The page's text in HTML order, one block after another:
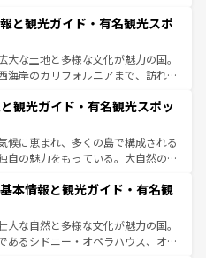
しい。
町や、スイスならではのユニークな
ス観光だけでなく町歩きも満喫する
所得が高いため物価も高いが、旅行
のサービスもあり、うまく活用すれ
テンツ一覧を参照してほしい。
と観光ガイド・有名観光スポ
大な土地と多様な文化が魅力の国。
海岸のカリフォルニアまで、訪れる
観光、ショッピング、エンターテイ
激的なスポットだ。一方、アメリカ
り、グランドキャニオンやイエロー
った絶景が堪能できる。さらに、南
アメリカの各地域で異なる魅力を楽
性と豊かな歴史を感じることができ
ドトリップや列車の旅も、アメリカ
なお、新着のアメリカ
を参照してほしい。
観光ガイド・有名観光スポッ
候に恵まれ、多くの島で構成される
自の魅力をもっている。大自然の神
また、定番の観光地といえばオアフ
求めるならマウイ島やカウアイ島が
グリーンに輝く海をはじめ、豊かな
いる。「アロハスピリット」と呼ば
本情報と観光ガイド・有名観
大な自然と多様な文化が魅力の国。
あるシドニー・オペラハウス、オー